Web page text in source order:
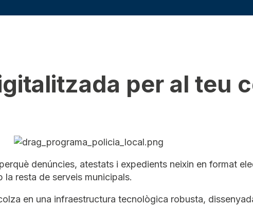
per al teu
denúncies, atestats i expedients neixin en format
resta de serveis municipals.
en una infraestructura tecnològica robusta,